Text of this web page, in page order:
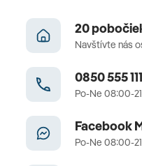
20
Navštívte nás
0850 555 111
Po-Ne 08:00-
Facebook
Po-Ne 08:00-